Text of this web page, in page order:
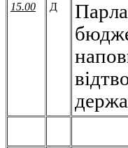
15.00 Д